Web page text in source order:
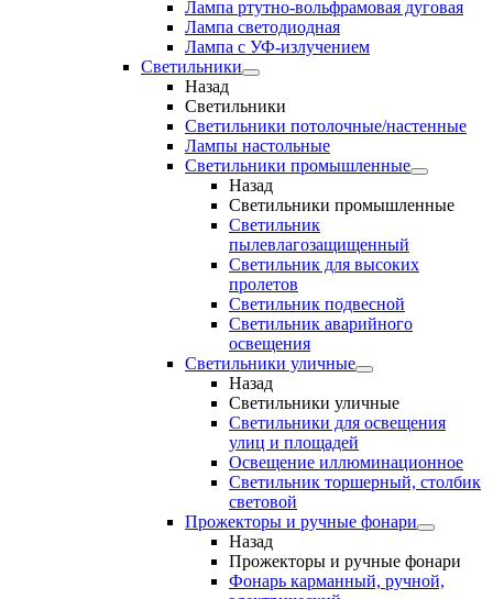
Лампа ртутно-вольфрамовая дуговая
Лампа светодиодная
Лампа с УФ-излучением
Светильники
Назад
Светильники
Светильники потолочные/настенные
Лампы настольные
Светильники промышленные
Назад
Светильники промышленные
Светильник
пылевлагозащищенный
Светильник для высоких
пролетов
Светильник подвесной
Светильник аварийного
освещения
Светильники уличные
Назад
Светильники уличные
Светильники для освещения
улиц и площадей
Освещение иллюминационное
Светильник торшерный, столбик
световой
Прожекторы и ручные фонари
Назад
Прожекторы и ручные фонари
Фонарь карманный, ручной,